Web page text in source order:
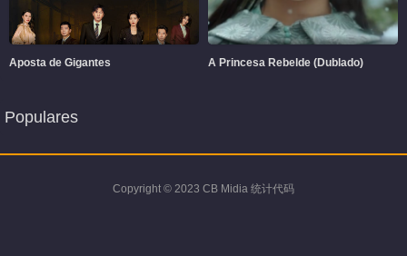
Aposta de Gigantes A Princesa Rebelde (Dublado)
Populares
Copyright © 2023 CB Midia 统计代码